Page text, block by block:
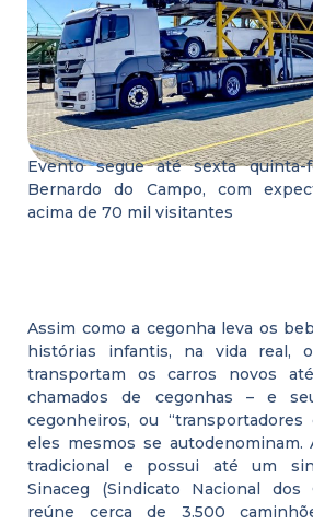
Evento segue até sexta quinta-
Bernardo do Campo, com
acima de 70 mil visitantes
Assim como a cegonha leva os
histórias infantis, na vida real,
transportam os carros novos
chamados de cegonhas – e
cegonheiros, ou “transportadores
eles mesmos se autodenominam.
tradicional e possui até um
Sinaceg (Sindicato Nacional dos
reúne cerca de 3.500